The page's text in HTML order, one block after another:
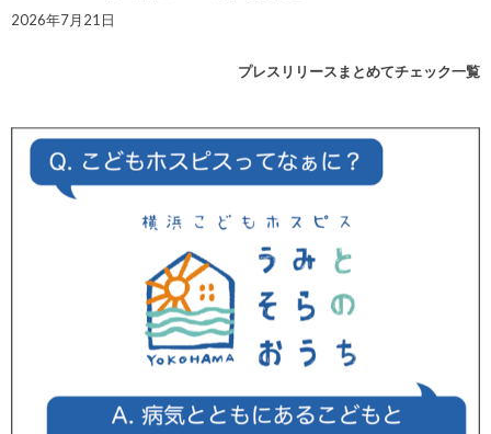
2026年7月21日
プレスリリースまとめてチェック一覧